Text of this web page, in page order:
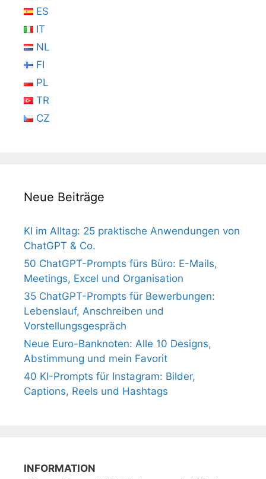
ES
IT
NL
FI
PL
TR
CZ
Neue Beiträge
KI im Alltag: 25 praktische Anwendungen von
ChatGPT & Co.
50 ChatGPT-Prompts fürs Büro: E-Mails,
Meetings, Excel und Organisation
35 ChatGPT-Prompts für Bewerbungen:
Lebenslauf, Anschreiben und
Vorstellungsgespräch
Neue Euro-Banknoten: Alle 10 Designs,
Abstimmung und mein Favorit
40 KI-Prompts für Instagram: Bilder,
Captions, Reels und Hashtags
INFORMATION